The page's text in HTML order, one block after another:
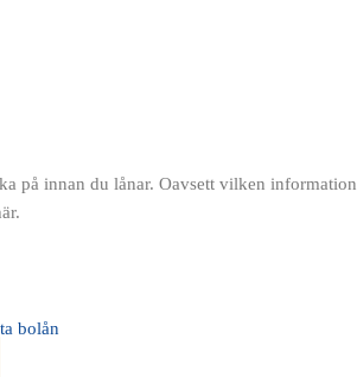
på innan du lånar. Oavsett vilken information